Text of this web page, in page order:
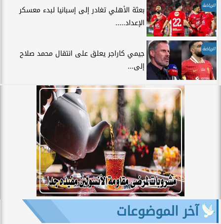
الرياضة
بعثة الأهلي تغادر إلى إسبانيا لبدء معسكر
الإعداد.....
الرياضة
جيمي كاراجر يعلق على انتقال محمد صلاح
إلى...
آخر الموضوعات